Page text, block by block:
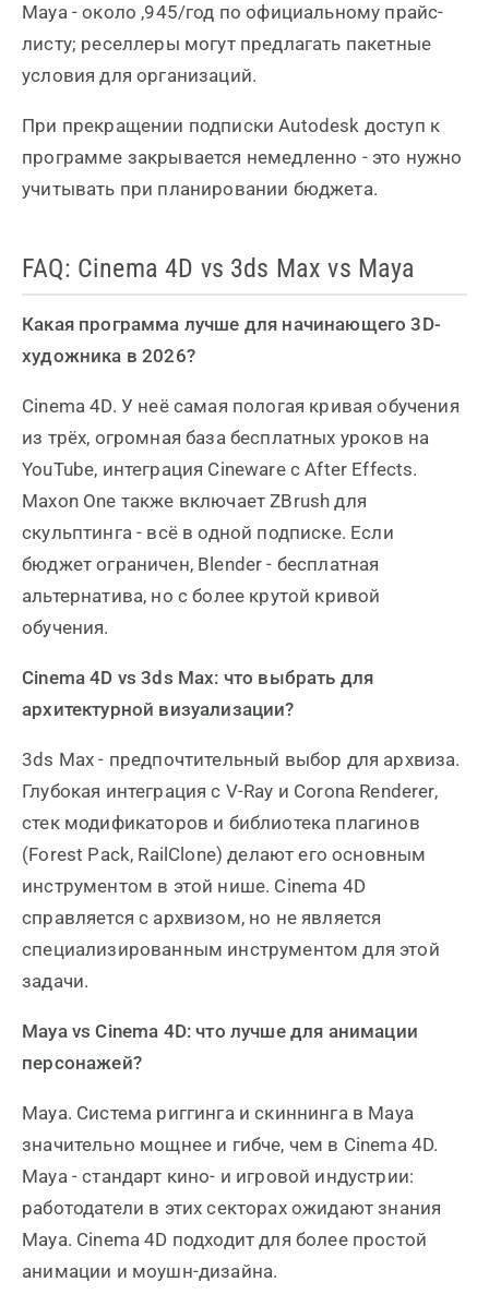
Maya - около ,945/год по официальному прайс-
листу; реселлеры могут предлагать пакетные
условия для организаций.
При прекращении подписки Autodesk доступ к
программе закрывается немедленно - это нужно
учитывать при планировании бюджета.
FAQ: Cinema 4D vs 3ds Max vs Maya
Какая программа лучше для начинающего 3D-
художника в 2026?
Cinema 4D. У неё самая пологая кривая обучения
из трёх, огромная база бесплатных уроков на
YouTube, интеграция Cineware с After Effects.
Maxon One также включает ZBrush для
скульптинга - всё в одной подписке. Если
бюджет ограничен, Blender - бесплатная
альтернатива, но с более крутой кривой
обучения.
Cinema 4D vs 3ds Max: что выбрать для
архитектурной визуализации?
3ds Max - предпочтительный выбор для архвиза.
Глубокая интеграция с V-Ray и Corona Renderer,
стек модификаторов и библиотека плагинов
(Forest Pack, RailClone) делают его основным
инструментом в этой нише. Cinema 4D
справляется с архвизом, но не является
специализированным инструментом для этой
задачи.
Maya vs Cinema 4D: что лучше для анимации
персонажей?
Maya. Система риггинга и скиннинга в Maya
значительно мощнее и гибче, чем в Cinema 4D.
Maya - стандарт кино- и игровой индустрии:
работодатели в этих секторах ожидают знания
Maya. Cinema 4D подходит для более простой
анимации и моушн-дизайна.